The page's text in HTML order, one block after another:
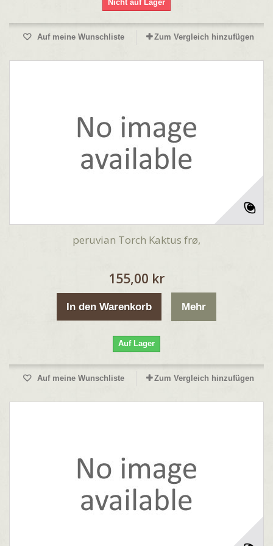
Nicht auf Lager
Auf meine Wunschliste Zum Vergleich hinzufügen
peruvian Torch Kaktus frø,
155,00 kr
In den Warenkorb Mehr
Auf Lager
Auf meine Wunschliste Zum Vergleich hinzufügen